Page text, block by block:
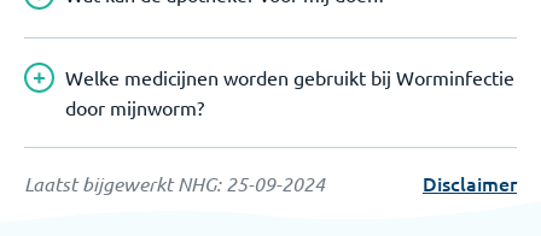
Welke medicijnen worden gebruikt bij Worminfectie
door mijnworm?
Laatst bijgewerkt NHG:25-09-2024 Disclaimer